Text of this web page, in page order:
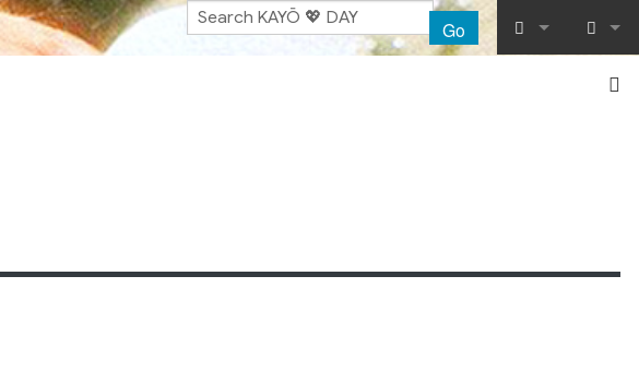
Go
What links
Log in